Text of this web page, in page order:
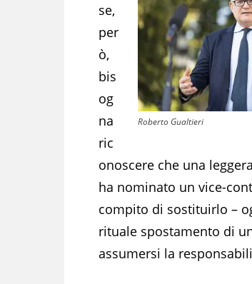
Roberto Gualtieri
se,
per
ò,
bis
og
na
ric
onoscere che una
ha nominato un vice-
compito di sostituirlo –
rituale spostamento di
assumersi la